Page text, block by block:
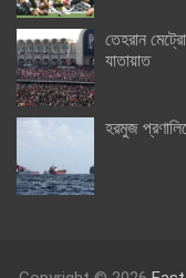
তেহরান
যাতায়াত
হরমুজ